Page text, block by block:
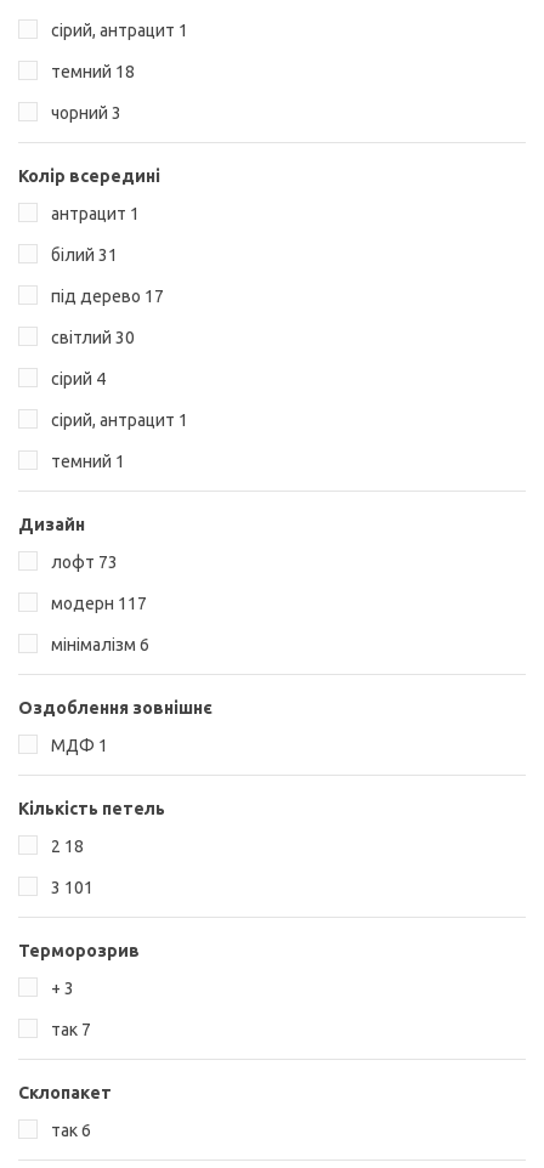
сірий, антрацит 1
темний 18
чорний 3
Колір всередині
антрацит 1
білий 31
під дерево 17
світлий 30
сірий 4
сірий, антрацит 1
темний 1
Дизайн
лофт 73
модерн 117
мінімалізм 6
Оздоблення зовнішнє
МДФ 1
Кількість петель
2 18
3 101
Терморозрив
+ 3
так 7
Склопакет
так6